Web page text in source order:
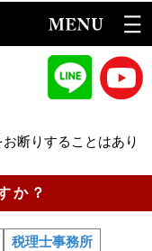
お断りすることはあり
か？
税理士事務所